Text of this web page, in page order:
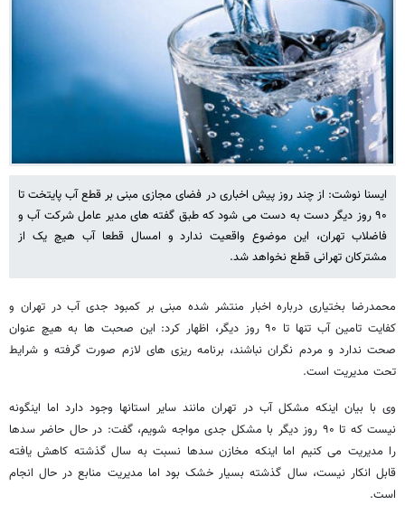
ایسنا نوشت: از چند روز پیش اخباری در فضای مجازی مبنی بر قطع آب پایتخت تا
۹۰ روز دیگر دست به دست می شود که طبق گفته های مدیر عامل شرکت آب و
فاضلاب تهران، این موضوع واقعیت ندارد و امسال قطعا آب هیچ یک از
مشترکان تهرانی قطع نخواهد شد.
محمدرضا بختیاری درباره اخبار منتشر شده مبنی بر کمبود جدی آب در تهران و
کفایت تامین آب تنها تا ۹۰ روز دیگر، اظهار کرد: این صحبت ها به هیچ عنوان
صحت ندارد و مردم نگران نباشند، برنامه ریزی های لازم صورت گرفته و شرایط
تحت مدیریت است.
وی با بیان اینکه مشکل آب در تهران مانند سایر استانها وجود دارد اما اینگونه
نیست که تا ۹۰ روز دیگر با مشکل جدی مواجه شویم، گفت: در حال حاضر سدها
را مدیریت می کنیم اما اینکه مخازن سدها نسبت به سال گذشته کاهش یافته
قابل انکار نیست، سال گذشته بسیار خشک بود اما مدیریت منابع در حال انجام
است.